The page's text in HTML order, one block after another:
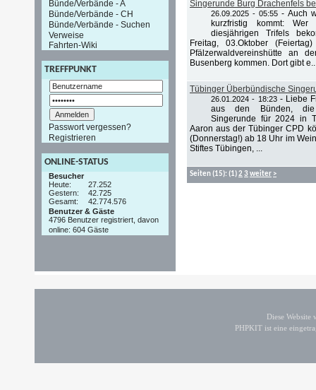
Bünde/Verbände - A
Bünde/Verbände - CH
Bünde/Verbände - Suchen
Verweise
Fahrten-Wiki
TREFFPUNKT
Passwort vergessen?
Registrieren
ONLINE-STATUS
Besucher
Heute:
27.252
Gestern:
42.725
Gesamt:
42.774.576
Benutzer & Gäste
4796 Benutzer registriert, davon
online: 604 Gäste
Singerunde Burg Drachenfels
26.09.2025 - 05:55 - Auch
kurzfristig kommt:
diesjährigen Trifels
Freitag, 03.Oktober
Pfälzerwaldvereinshütte an
Busenberg kommen. Dort gibt
Tübinger Überbündische
26.01.2024 - 18:23- Liebe
aus den Bünden, die
Singerunde für 2024 in
Aaron aus der Tübinger CPD
(Donnerstag!) ab 18 Uhr im
Stiftes Tübingen, ...
Seiten(15): (1)2 3 weiter >
Diese
PHPKIT ist eine